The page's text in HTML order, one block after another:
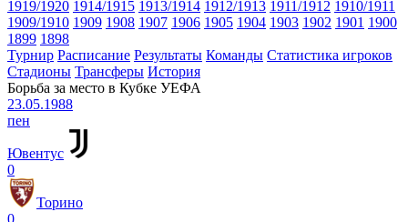
1919/1920 1914/1915 1913/1914 1912/1913 1911/1912 1910/1911
1909/1910 1909 1908 1907 1906 1905 1904 1903 1902 1901 1900
1899 1898
Турнир Расписание Результаты Команды Статистика игроков
Стадионы Трансферы История
Борьба за место в Кубке УЕФА
23.05.1988
пен
Ювентус
0
Торино
0